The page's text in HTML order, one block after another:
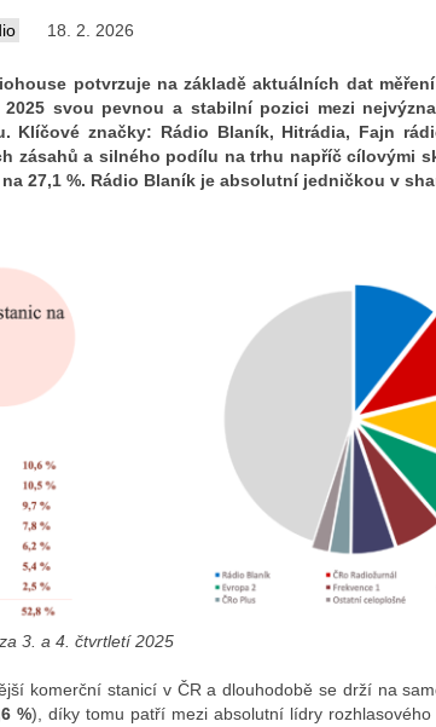
18. 2. 2026
potvrzuje na základě aktuálních dat
svou pevnou a stabilní pozici mezi
Klíčové značky: Rádio Blaník, Hitrádia, Fajn
zásahů a silného podílu na trhu napříč cílovými
27,1 %. Rádio Blaník je absolutní jedničkou v
3. a 4. čtvrtletí 2025
komerční stanicí v ČR a dlouhodobě se drží na
%), díky tomu patří mezi absolutní lídry